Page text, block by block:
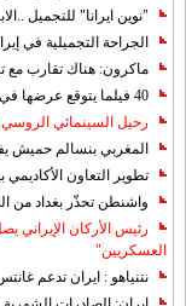
"نوين ايرانا" للتجميل
الجراحة التجميلية في
ماكرون: هناك تقارب مع
40 فيلما يتوقع عرضها في مهرجان كان 2019
رحيل السينمائي
المغربي بنسالم حميش
تطوير التعاون
واشنطن تحذّر بغداد من
رئيس الأركان الإيراني
العسكريين"
نتنياهو : ايران تدعم